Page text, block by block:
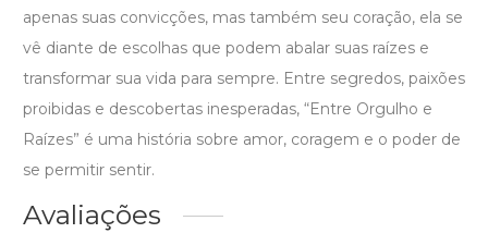
apenas suas convicções, mas também seu coração, ela se
vê diante de escolhas que podem abalar suas raízes e
transformar sua vida para sempre. Entre segredos, paixões
proibidas e descobertas inesperadas, “Entre Orgulho e
Raízes” é uma história sobre amor, coragem e o poder de
se permitir sentir.
Avaliações